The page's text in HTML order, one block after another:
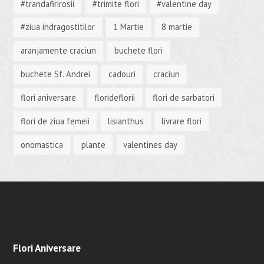
#trandafirirosii #trimite flori #valentine day
#ziua indragostitilor 1 Martie 8 martie
aranjamente craciun buchete flori
buchete Sf. Andrei cadouri craciun
flori aniversare florideflorii flori de sarbatori
flori de ziua femeii lisianthus livrare flori
onomastica plante valentines day
Flori Aniversare